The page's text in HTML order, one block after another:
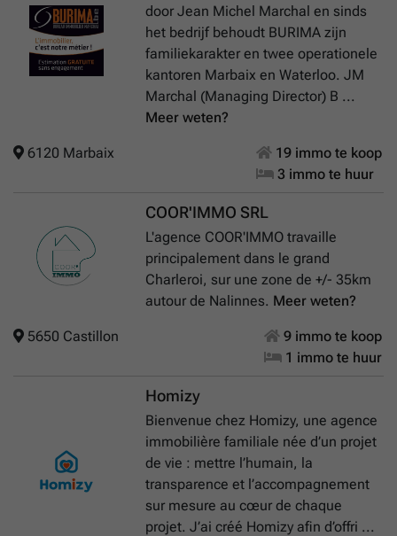
door Jean Michel Marchal en sinds
het bedrijf behoudt BURIMA zijn
familiekarakter en twee operationele
kantoren Marbaix en Waterloo. JM
Marchal (Managing Director) B ...
Meer weten?
6120 Marbaix
19 immo te koop
3 immo te huur
COOR'IMMO SRL
L'agence COOR'IMMO travaille
principalement dans le grand
Charleroi, sur une zone de +/- 35km
autour de Nalinnes. Meer weten?
5650 Castillon
9 immo te koop
1 immo te huur
Homizy
Bienvenue chez Homizy, une agence
immobilière familiale née d’un projet
de vie : mettre l’humain, la
transparence et l’accompagnement
sur mesure au cœur de chaque
projet. J’ai créé Homizy afin d’offri ...